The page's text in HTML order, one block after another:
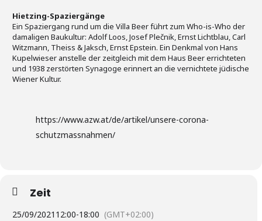
Hietzing-Spaziergänge
Ein Spaziergang rund um die Villa Beer führt zum Who-is-Who der
damaligen Baukultur: Adolf Loos, Josef Plečnik, Ernst Lichtblau, Carl
Witzmann, Theiss & Jaksch, Ernst Epstein. Ein Denkmal von Hans
Kupelwieser anstelle der zeitgleich mit dem Haus Beer errichteten
und 1938 zerstörten Synagoge erinnert an die vernichtete jüdische
Wiener Kultur.
https://www.azw.at/de/artikel/unsere-corona-
schutzmassnahmen/
Zeit
25/09/2021 12:00-18:00 (GMT+02:00)